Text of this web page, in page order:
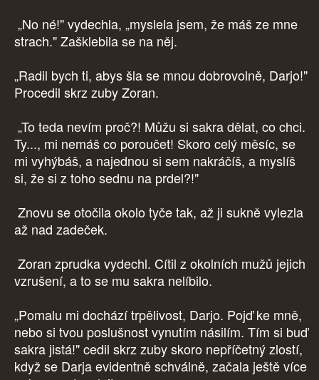
„No né!" vydechla, „myslela jsem, že máš ze mne
strach." Zašklebila se na něj.
„Radil bych ti, abys šla se mnou dobrovolně, Darjo!"
Procedil skrz zuby Zoran.
„To teda nevím proč?! Můžu si sakra dělat, co chci.
Ty..., mi nemáš co poroučet! Skoro celý měsíc, se
mi vyhýbáš, a najednou si sem nakráčíš, a myslíš
si, že si z toho sednu na prdel?!"
Znovu se otočila okolo tyče tak, až ji sukně vylezla
až nad zadeček.
Zoran zprudka vydechl. Cítil z okolních mužů jejich
vzrušení, a to se mu sakra nelíbilo.
„Pomalu mi dochází trpělivost, Darjo. Pojď ke mně,
nebo si tvou poslušnost vynutím násilím. Tím si buď
sakra jistá!" cedil skrz zuby skoro nepříčetný zlostí,
když se Darja evidentně schválně, začala ještě více